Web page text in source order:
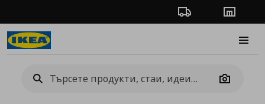
Проследяване на
Camera